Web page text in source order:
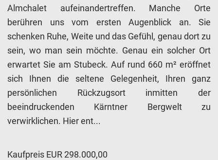
Almchalet aufeinandertreffen. Manche Orte
berühren uns vom ersten Augenblick an. Sie
schenken Ruhe, Weite und das Gefühl, genau dort zu
sein, wo man sein möchte. Genau ein solcher Ort
erwartet Sie am Stubeck. Auf rund 660 m² eröffnet
sich Ihnen die seltene Gelegenheit, Ihren ganz
persönlichen Rückzugsort inmitten der
beeindruckenden Kärntner Bergwelt zu
verwirklichen. Hier ent...
Kaufpreis EUR 298.000,00